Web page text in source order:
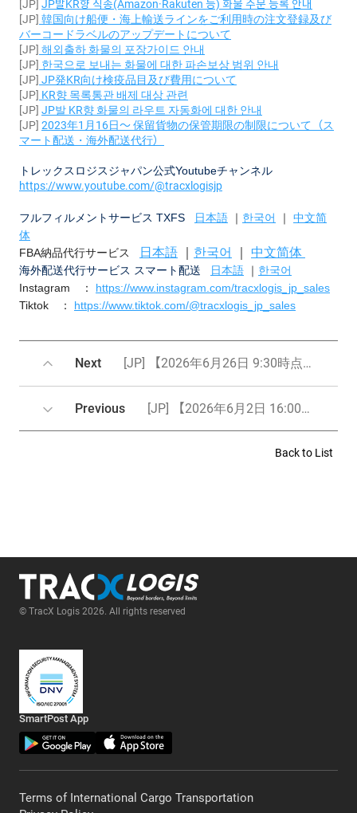
[JP] JP발KR향 직송(Amazon·Rakuten 등) 화물 주문 등록 안내
[JP] 韓国向け船便・海上輸送ラインをご利用時の注文登録及び
バーコードラベルのアップデートについて
[JP] 해외출하 화물의 포장가이드 안내
[JP] 한국으로 보내는 화물에 대한파손보상 범위 안내
[JP] JP発KR向け検疫品目及び費用について
[JP] KR향 목록통관배제 대상 관련
[JP] JP발 KR향 화물의 라우트 자동화에 대한 안내
[JP] 2023年1 月16日～保留貨物の保管期限の制限について（ス
マート配送・海外配送代行）
トレックスロジスジャパン公式Youtubeチャンネル
https://www.youtube.com/@tracxlogisjp
フルフィルメントサービス TXFS 日本語 ｜ 한국어 ｜ 中文简
体
FBA納品代行サービス
日本語 한국어 中文简体
海外配送代行サービス スマート配送 日本語 ｜ 한국어
Instagram ： https://www.instagram.com/tracxlogis_jp_sales
Tiktok ： https://www.tiktok.com/@tracxlogis_jp_sales
Next [JP] 【2026年6月26日 9:30時点】台風7号・8号接近に伴うJP Tokyoセンター運営及び配送への影響について
Previous [JP] 【2026年6月2日 16:00時点】 台風6号接近に伴うJP Tokyoセンター運営及び配送への影響について
Back to List
Terms of International Cargo Transportation
© TracX Logis 2026. All rights reserved
SmartPost App